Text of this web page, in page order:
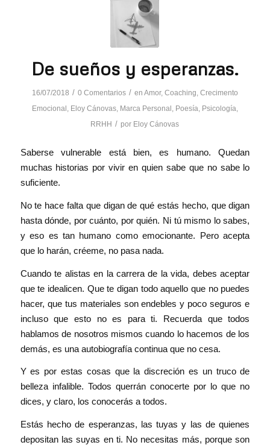
De sueños y esperanzas.
16/07/2018 / 0 Comentarios / en Amor, Coaching, Crecimento
Emocional , Eloy Cánovas, Marca Personal , Poesía, Psicología,
RRHH / por Eloy Cánovas
Saberse vulnerable está bien, es humano. Quedan
muchas historias por vivir en quien sabe que no sabe lo
suficiente.
No te hace falta que digan de qué estás hecho, que digan
hasta dónde, por cuánto, por quién. Ni tú mismo lo sabes,
y eso es tan humano como emocionante. Pero acepta
que lo harán, créeme, no pasa nada.
Cuando te alistas en la carrera de la vida, debes aceptar
que te idealicen. Que te digan todo aquello que no puedes
hacer, que tus materiales son endebles y poco seguros e
incluso que esto no es para ti. Recuerda que todos
hablamos de nosotros mismos cuando lo hacemos de los
demás, es una autobiografía continua que no cesa.
Y es por estas cosas que la discreción es un truco de
belleza infalible. Todos querrán conocerte por lo que no
dices, y claro, los conocerás a todos.
Estás hecho de esperanzas, las tuyas y las de quienes
depositan las suyas en ti. No necesitas más, porque son